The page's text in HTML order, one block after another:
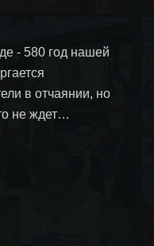
- 580 год нашей
в отчаянии, но
не ждет…